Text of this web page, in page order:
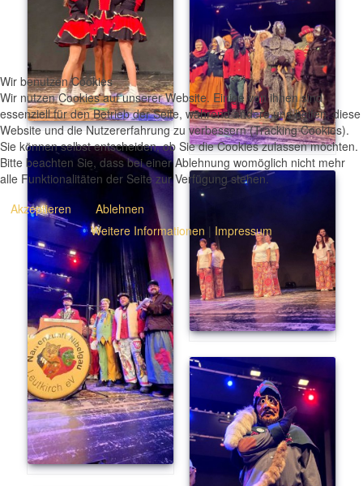
Wir benutzen Cookies
Wir nutzen Cookies auf unserer Website. Einige von ihnen sind
essenziell für den Betrieb der Seite, während andere uns helfen, diese
Website und die Nutzererfahrung zu verbessern (Tracking Cookies).
Sie können selbst entscheiden, ob Sie die Cookies zulassen möchten.
Bitte beachten Sie, dass bei einer Ablehnung womöglich nicht mehr
alle Funktionalitäten der Seite zur Verfügung stehen.
Akzeptieren
Ablehnen
Weitere Informationen | Impressum